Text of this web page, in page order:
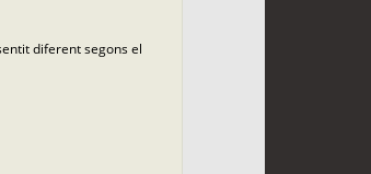
diferent segons el